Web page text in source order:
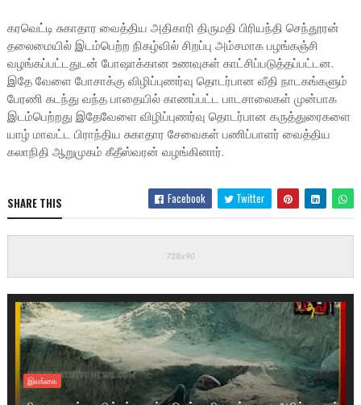
கரவெட்டி சுகாதார வைத்திய அதிகாரி திருமதி பிரியந்தி செந்தூரன்
தலைமையில் இடம்பெற்ற நிகழ்வில் சிறப்பு அம்சமாக பழங்கஞ்சி
வழங்கப்பட்டதுடன் போஷாக்கான உணவுகள் காட்சிப்படுத்தப்பட்டன.
இதே வேளை போசாக்கு விழிப்புணர்வு தொடர்பான வீதி நாடகங்களும்
பேரணி கடந்து வந்த பாதையில் காணப்பட்ட பாடசாலைகள் முன்பாக
இடம்பெற்றது இதேவேளை விழிப்புணர்வு தொடர்பான கருத்துரைகளை
யாழ் மாவட்ட பிராந்திய சுகாதார சேவைகள் பணிப்பாளர் வைத்திய
கலாநிதி ஆறுமுகம் கீதீஸ்வரன் வழங்கினார்.
SHARE THIS Facebook Twitter
இலங்கை
இலங்கை
ரோலெக்ஸ் திரைப்படம் எப்போது? - நடிகர் சூர்யா அதிரடி பதில் இயக்குநர்
லோகேஷ் கனகராஜ் இயக்கத்தில் சூர்யா நடிப்பில் பெரிதும்